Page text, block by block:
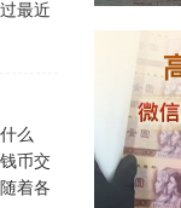
最近
么
币交
着各